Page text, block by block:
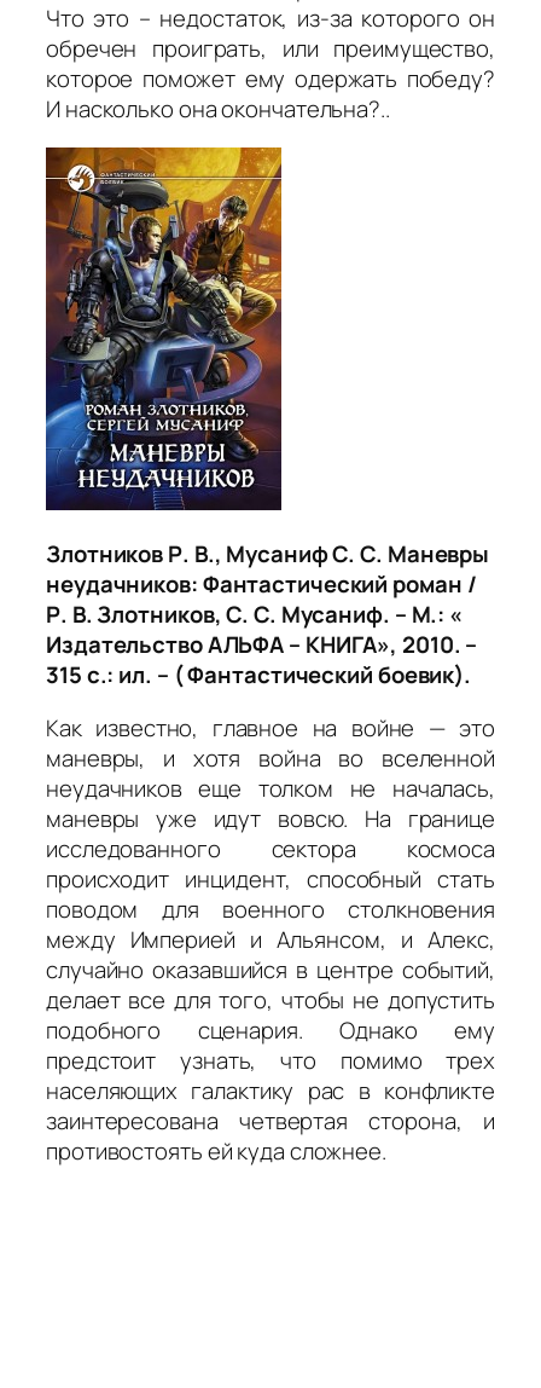
Что это – недостаток, из-за которого он
обречен проиграть, или преимущество,
которое поможет ему одержать победу?
И насколько она окончательна?..
Злотников Р. В., Мусаниф С. С. Маневры
неудачников: Фантастический роман /
Р. В. Злотников, С. С. Мусаниф. – М.: «
Издательство АЛЬФА – КНИГА», 2010. –
315 с.: ил. – ( Фантастический боевик).
Как известно, главное на войне — это
маневры, и хотя война во вселенной
неудачников еще толком не началась,
маневры уже идут вовсю. На границе
исследованного сектора космоса
происходит инцидент, способный стать
поводом для военного столкновения
между Империей и Альянсом, и Алекс,
случайно оказавшийся в центре событий,
делает все для того, чтобы не допустить
подобного сценария. Однако ему
предстоит узнать, что помимо трех
населяющих галактику рас в конфликте
заинтересована четвертая сторона, и
противостоять ей куда сложнее.